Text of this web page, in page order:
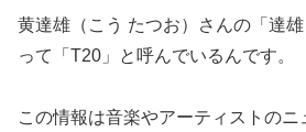
黄達雄（こう たつお）さんの「達
って「T20」と呼んでいるんです。
この情報は音楽やアーティストのニ